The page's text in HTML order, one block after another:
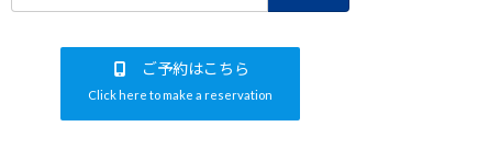
ご予約はこちら
Click here to make a reservation